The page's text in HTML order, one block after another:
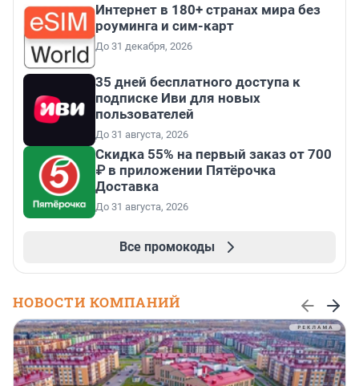
Интернет в 180+ странах мира без
роуминга и сим-карт
До 31 декабря, 2026
35 дней бесплатного доступа к
подписке Иви для новых
пользователей
До 31 августа, 2026
Скидка 55% на первый заказ от 700
₽ в приложении Пятёрочка
Доставка
До 31 августа, 2026
Все промокоды
НОВОСТИ КОМПАНИЙ